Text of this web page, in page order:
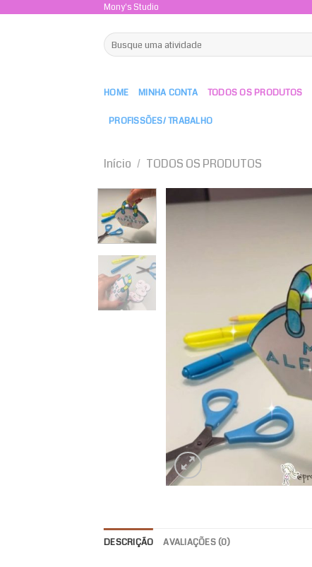
Mony's Studio
Pesquisar
por:
HOME MINHA CONTA TODOS OS PRODUTOS
PROFISSÕES/ TRABALHO
Início / TODOS OS PRODUTOS
DESCRIÇÃO AVALIAÇÕES (0)